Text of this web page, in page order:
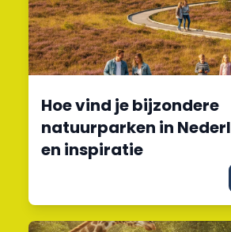
Hoe vind je bijzondere
natuurparken in
en inspiratie